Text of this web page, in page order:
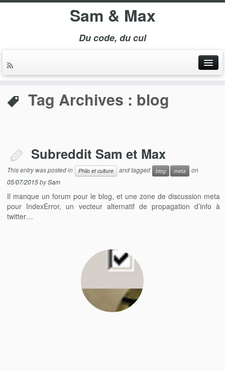
Sam & Max
Du code, du cul
Tag Archives : blog
Subreddit Sam et Max
This entry was posted in Philo et culture and tagged blog meta
on
05/07/2015bySam
Il manque un forum pour le blog, et une zone de discussion meta
pour IndexError, un vecteur alternatif de propagation d’info à
twitter…